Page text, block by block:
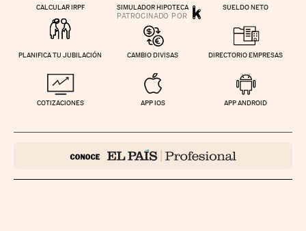
CALCULAR IRPF SIMULADOR HIPOTECA SUELDO NETO
PLANIFICA TU JUBILACIÓN CAMBIO DIVISAS DIRECTORIO EMPRESAS
COTIZACIONES APP IOS APP ANDROID